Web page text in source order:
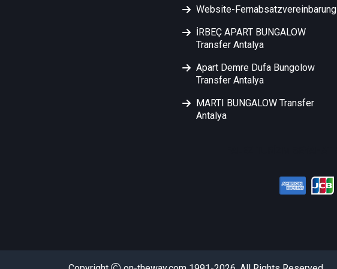
Website-Fernabsatzvereinbarung
İRBEÇ APART BUNGALOW
Transfer Antalya
Apart Demre Dufa Bungolow
Transfer Antalya
MARTI BUNGALOW Transfer
Antalya